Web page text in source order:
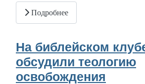
Подробнее
На библейском
обсудили теологию
освобождения